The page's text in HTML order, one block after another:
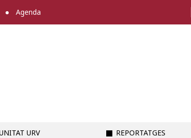
Agenda
URV REPORTATGES